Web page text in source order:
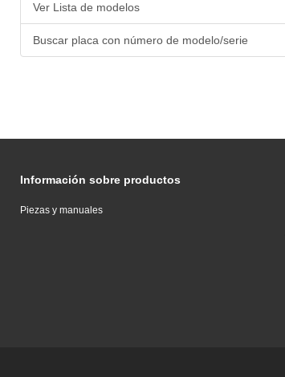
Ver Lista de modelos
Buscar placa con número de modelo/serie
Información sobre productos
Piezas y manuales